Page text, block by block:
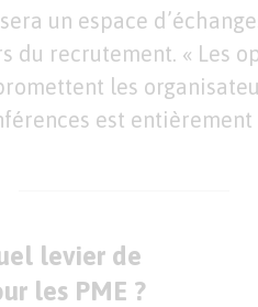
un espace
du recrutement. « Les
les
est
levier de
les PME ?